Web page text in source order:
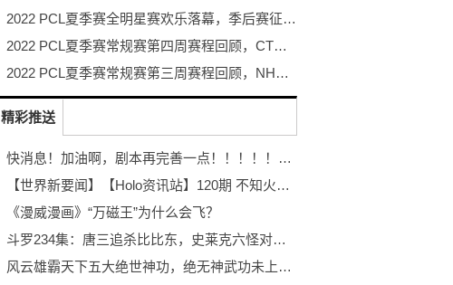
2022 PCL夏季赛全明星赛欢乐落幕，季后赛征程即将开启
2022 PCL夏季赛常规赛第四周赛程回顾，CTG战队勇冠三军二夺周冠
2022 PCL夏季赛常规赛第三周赛程回顾，NH战队王者归来登顶周冠
精彩推送
快消息！加油啊，剧本再完善一点！！！！！！！！！！
【世界新要闻】【Holo资讯站】120期 不知火建设举办第一次会议，社员装扮及公司发展规划公开
《漫威漫画》“万磁王”为什么会飞？
斗罗234集：唐三追杀比比东，史莱克六怪对战妖魅，天使军团登场4环球看热讯
风云雄霸天下五大绝世神功，绝无神武功未上榜，第一完爆无名